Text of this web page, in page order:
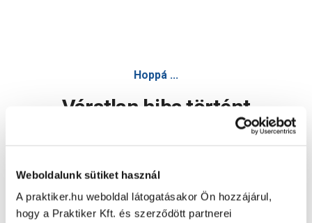
Weboldalunk sütiket használ
A praktiker.hu weboldal látogatásakor Ön hozzájárul,
hogy a Praktiker Kft. és szerződött partnerei
Hoppá ...
Váratlan hiba történt
Oldal újratöltése